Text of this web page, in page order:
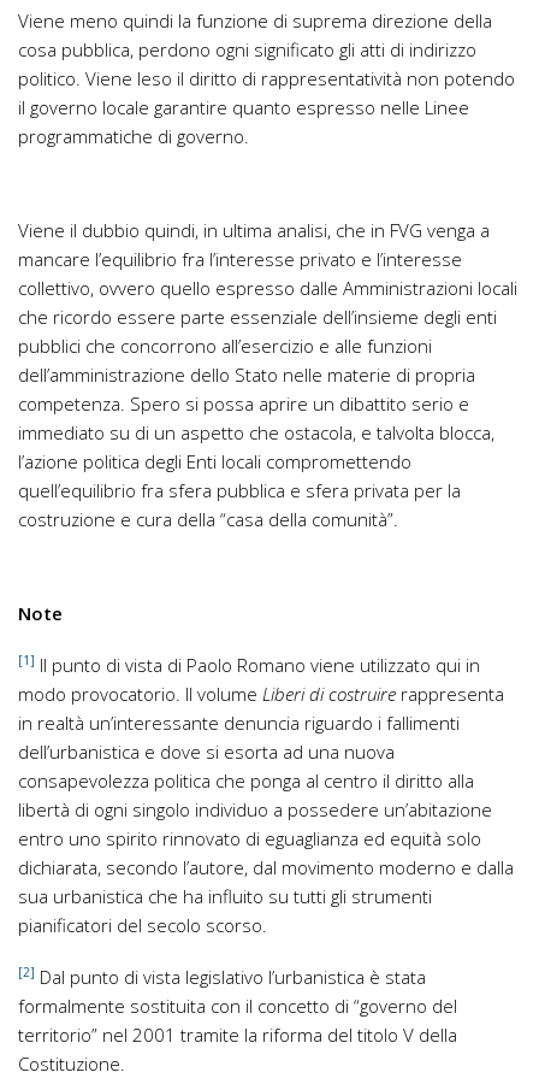
Viene meno quindi la funzione di suprema direzione della
cosa pubblica, perdono ogni significato gli atti di indirizzo
politico. Viene leso il diritto di rappresentatività non potendo
il governo locale garantire quanto espresso nelle Linee
programmatiche di governo.
Viene il dubbio quindi, in ultima analisi, che in FVG venga a
mancare l’equilibrio fra l’interesse privato e l’interesse
collettivo, ovvero quello espresso dalle Amministrazioni locali
che ricordo essere parte essenziale dell’insieme degli enti
pubblici che concorrono all’esercizio e alle funzioni
dell’amministrazione dello Stato nelle materie di propria
competenza. Spero si possa aprire un dibattito serio e
immediato su di un aspetto che ostacola, e talvolta blocca,
l’azione politica degli Enti locali compromettendo
quell’equilibrio fra sfera pubblica e sfera privata per la
costruzione e cura della “casa della comunità”.
Note
[1] Il punto di vista di Paolo Romano viene utilizzato qui in
modo provocatorio. Il volume Liberi di costruire rappresenta
in realtà un’interessante denuncia riguardo i fallimenti
dell’urbanistica e dove si esorta ad una nuova
consapevolezza politica che ponga al centro il diritto alla
libertà di ogni singolo individuo a possedere un’abitazione
entro uno spirito rinnovato di eguaglianza ed equità solo
dichiarata, secondo l’autore, dal movimento moderno e dalla
sua urbanistica che ha influito su tutti gli strumenti
pianificatori del secolo scorso.
[2] Dal punto di vista legislativo l’urbanistica è stata
formalmente sostituita con il concetto di “governo del
territorio” nel 2001 tramite la riforma del titolo V della
Costituzione.